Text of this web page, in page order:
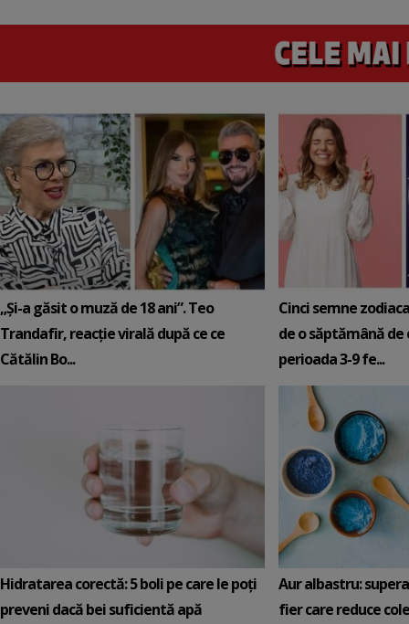
„Și-a găsit o muză de 18 ani”. Teo
Trandafir, reacție virală după ce ce
Cătălin Bo...
Cinci semne
de o săptămână de
perioada 3-9 fe...
Hidratarea corectă: 5 boli pe care le poți
preveni dacă bei suficientă apă
Aur albastru:
fier care reduce